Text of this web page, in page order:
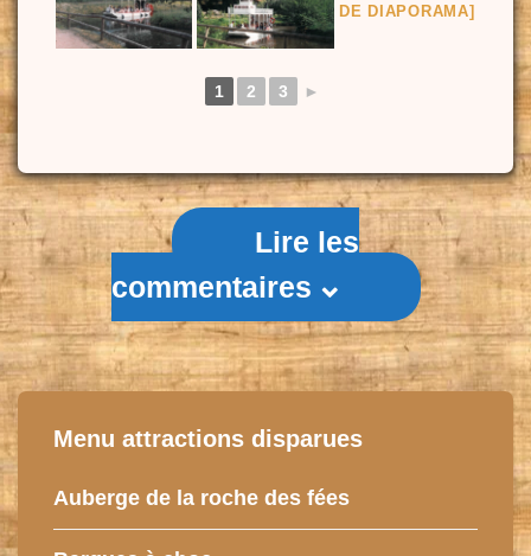
DE DIAPORAMA]
1 2 3 ►
Lire les
commentaires
Menu attractions disparues
Auberge de la roche des fées